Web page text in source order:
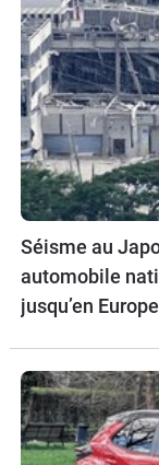
Séisme au
automobile
jusqu’en